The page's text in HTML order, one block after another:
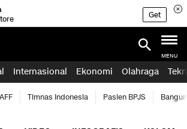
Get
MENU
Internasional Ekonomi Olahraga
Timnas Indonesia Pasien BPJS